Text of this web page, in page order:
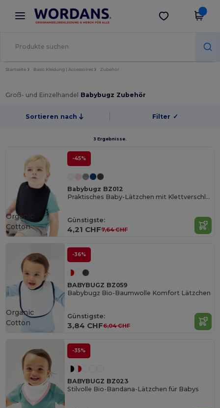
× Wordans App
Bessere Preise in der App!
App holen
Startseite Basic Kleidung | Accessoires Zubehör
Groß- und Einzelhandel Babybugz Zubehör
Sortieren nach Filter ✓
3 Ergebnisse.
-45%
Babybugz BZ012
Praktisches Baby-Lätzchen mit Klettverschluss
Günstigste:
4,21 CHF7,64 CHF
Organic
Cotton
-36%
BABYBUGZ BZ059
Babybugz Bio-Baumwolle Komfort Lätzchen
Günstigste:
3,84 CHF6,04 CHF
Organic
Cotton
-35%
BABYBUGZ BZ023
Stilvolle Bio-Bandana-Lätzchen für Babys